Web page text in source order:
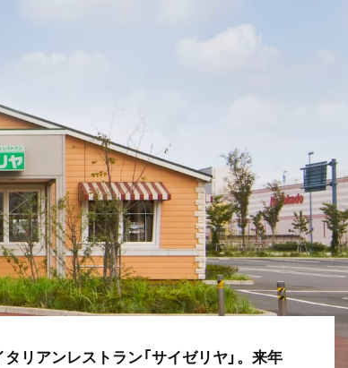
リアンレストラン「サイゼリヤ」。来年